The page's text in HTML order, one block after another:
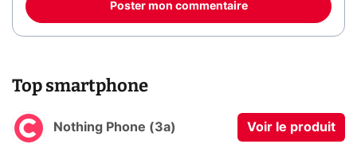
Poster mon commentaire
Top smartphone
Nothing Phone (3a) Voir le produit